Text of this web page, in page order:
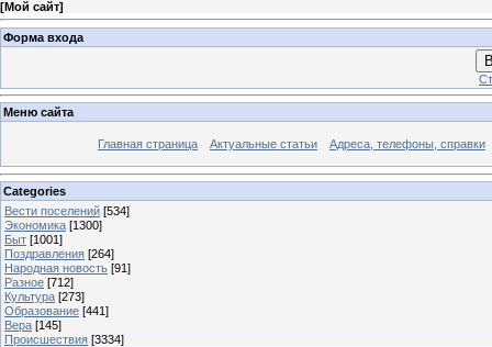
[Мой сайт]
Форма входа
Меню сайта
Главная страница Актуальные статьи Адреса, телефоны, справки
Categories
Вести поселений [534]
Экономика [1300]
Быт [1001]
Поздравления [264]
Народная новость [91]
Разное [712]
Культура [273]
Образование [441]
Вера [145]
Происшествия [3334]